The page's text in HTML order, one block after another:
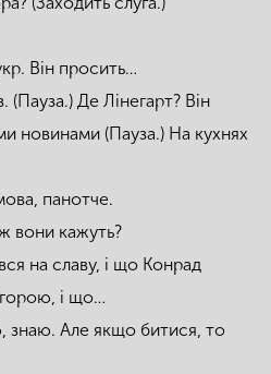
Він просить…
(Пауза.) Де Лінегарт? Він
новинами (Пауза.) На кухнях
панотче.
вони кажуть?
на славу, і що Конрад
горою, і що…
знаю. Але якщо битися, то